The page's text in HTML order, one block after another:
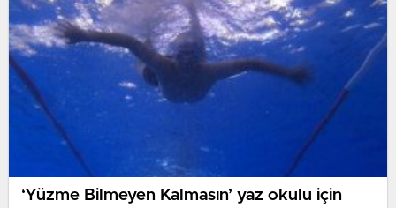
‘Yüzme Bilmeyen Kalmasın’ yaz okulu için